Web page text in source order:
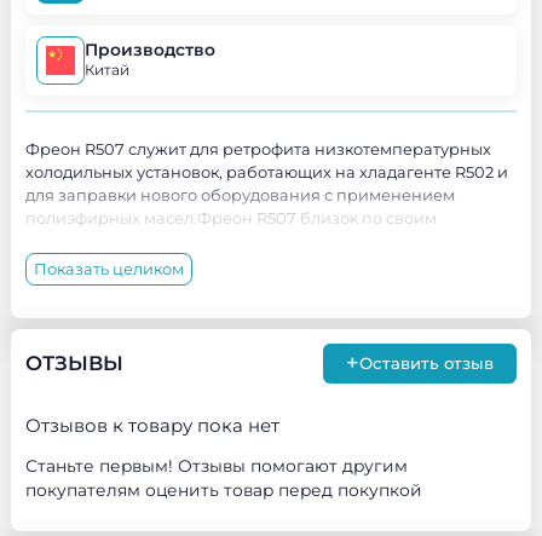
Производство
Китай
Фреон R507 служит для ретрофита низкотемпературных
холодильных установок, работающих на хладагенте R502 и
для заправки нового оборудования с применением
полиэфирных масел.Фреон R507 близок по своим
альтернативой. Ведёт себя как однокомпонентная
жидкость.Жидкая и газовая фазы в условиях
состав. Глайд отсутствует.Заправка холодильных установок
может быть произведена как из жидкой, так и из
Показать целиком
ОТЗЫВЫ +Оставить отзыв
Отзывов к товару пока нет
Станьте первым! Отзывы помогают другим
покупателям оценить товар перед покупкой